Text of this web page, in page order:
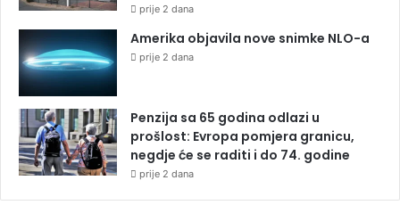
prije 2 dana
Amerika objavila nove snimke NLO-a
prije 2 dana
Penzija sa 65 godina odlazi u
prošlost: Evropa pomjera granicu,
negdje će se raditi i do 74. godine
prije 2 dana